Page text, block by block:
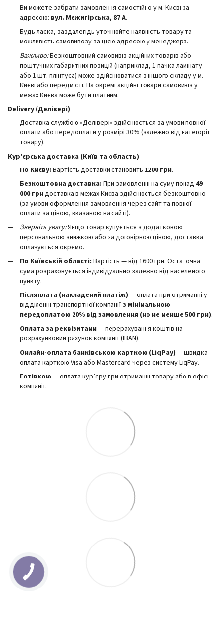
Ви можете забрати замовлення самостійно у м. Києві за
адресою: вул. Межигірська, 87 А.
Будь ласка, заздалегідь уточнюйте наявність товару та
можливість самовивозу за цією адресою у менеджера.
Важливо:Безкоштовний самовивіз акційних товарів або
поштучних габаритних позицій (наприклад, 1 пачка ламінату
або 1 шт. плінтуса) може здійснюватися з іншого складу у м.
Києві або передмісті. На окремі акційні товари самовивіз у
межах Києва може бути платним.
Delivery (Делівері)
Доставка службою «Делівері» здійснюється за умови повної
оплати або передоплати у розмірі 30% (залежно від категорії
товару).
Кур'єрська доставка (Київ та область)
По Києву: Вартість доставки становить 1200 грн.
Безкоштовна доставка: При замовленні на суму понад 49
000 грн доставка в межах Києва здійснюється безкоштовно
(за умови оформлення замовлення через сайт та повної
оплати за ціною, вказаною на сайті).
Зверніть увагу:Якщо товар купується з додатковою
персональною знижкою або за договірною ціною, доставка
оплачується окремо.
По Київській області: Вартість — від 1600 грн. Остаточна
сума розраховується індивідуально залежно від населеного
пункту.
Післяплата (накладений платіж) — оплата при отриманні у
відділенні транспортної компанії з мінімальною
передоплатою 20% від замовлення (но не менше 500 грн).
Оплата за реквізитами — перерахування коштів на
розрахунковий рахунок компанії (IBAN).
Онлайн-оплата банківською карткою (LiqPay) — швидка
оплата карткою Visa або Mastercard через систему LiqPay.
Готівкою — оплата кур’єру при отриманні товару або в офісі
компанії.